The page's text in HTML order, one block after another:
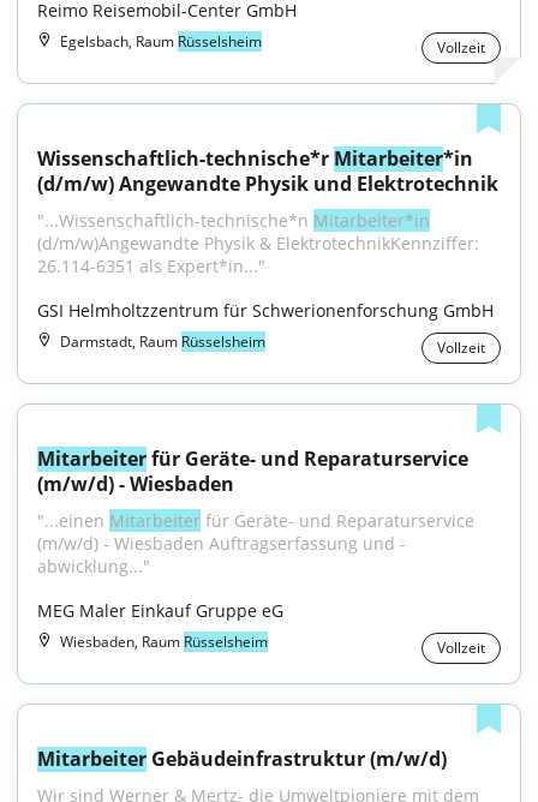
Reimo Reisemobil-Center GmbH
Egelsbach, Raum Rüsselsheim Vollzeit
Wissenschaftlich-technische*r Mitarbeiter*in
(d/m/w) Angewandte Physik und Elektrotechnik
"...Wissenschaftlich-technische*n Mitarbeiter*in
(d/m/w)Angewandte Physik & ElektrotechnikKennziffer:
26.114-6351 als Expert*in..."
GSI Helmholtzzentrum für Schwerionenforschung GmbH
Darmstadt, Raum Rüsselsheim Vollzeit
Mitarbeiter für Geräte- und Reparaturservice
(m/w/d) - Wiesbaden
"...einen Mitarbeiter für Geräte- und Reparaturservice
(m/w/d) - Wiesbaden Auftragserfassung und -
abwicklung..."
MEG Maler Einkauf Gruppe eG
Wiesbaden, Raum Rüsselsheim Vollzeit
Mitarbeiter Gebäudeinfrastruktur (m/w/d)
Wir sind Werner & Mertz- die Umweltpioniere mit dem